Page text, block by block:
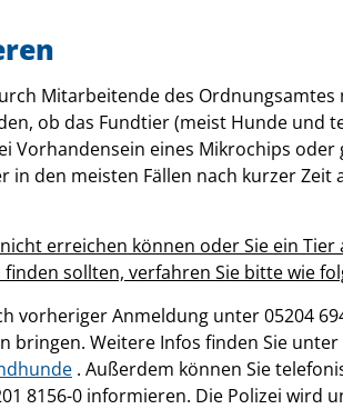
Mitarbeitende des Ordnungsamtes
ob das Fundtier (meist Hunde und
Vorhandensein eines Mikrochips oder
den meisten Fällen nach kurzer Zeit
erreichen können oder Sie ein Tier
sollten, verfahren Sie bitte wie
vorheriger Anmeldung unter 05204
bringen. Weitere Infos finden Sie unter
. Außerdem können Sie
8156-0 informieren. Die Polizei wird